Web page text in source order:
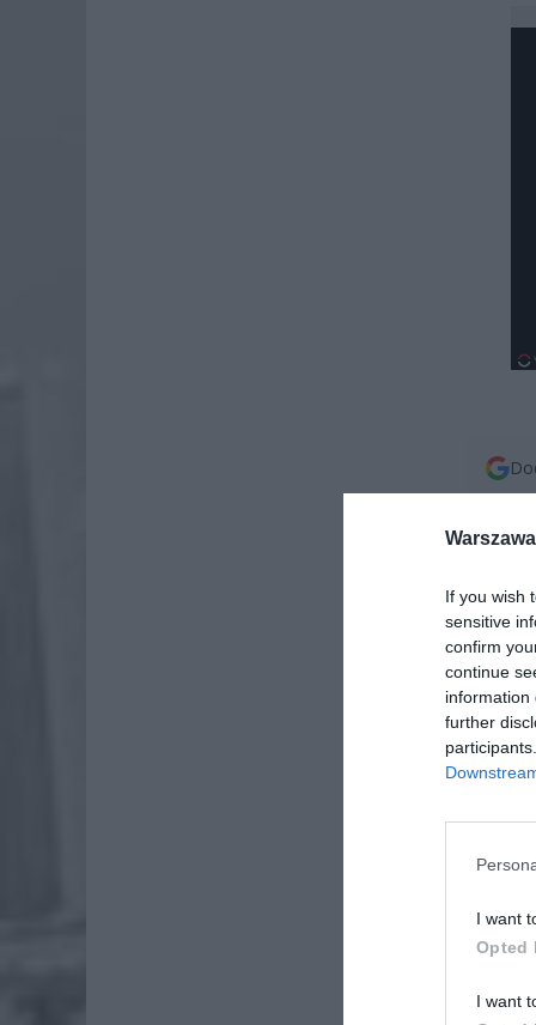
If you wish
sensitive
confirm
continue
information
further
I want
Opted
I want